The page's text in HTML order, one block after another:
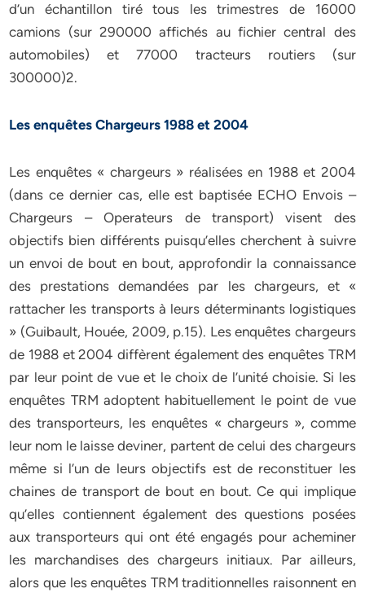
d’un échantillon tiré tous les trimestres de 16000
camions (sur 290000 affichés au fichier central des
automobiles) et 77000 tracteurs routiers (sur
300000)2.
Les enquêtes Chargeurs 1988 et 2004
Les enquêtes « chargeurs » réalisées en 1988 et 2004
(dans ce dernier cas, elle est baptisée ECHO Envois –
Chargeurs – Operateurs de transport) visent des
objectifs bien différents puisqu’elles cherchent à suivre
un envoi de bout en bout, approfondir la connaissance
des prestations demandées par les chargeurs, et «
rattacher les transports à leurs déterminants logistiques
» (Guibault, Houée, 2009, p.15). Les enquêtes chargeurs
de 1988 et 2004 diffèrent également des enquêtes TRM
par leur point de vue et le choix de l’unité choisie. Si les
enquêtes TRM adoptent habituellement le point de vue
des transporteurs, les enquêtes « chargeurs », comme
leur nom le laisse deviner, partent de celui des chargeurs
même si l’un de leurs objectifs est de reconstituer les
chaines de transport de bout en bout. Ce qui implique
qu’elles contiennent également des questions posées
aux transporteurs qui ont été engagés pour acheminer
les marchandises des chargeurs initiaux. Par ailleurs,
alors que les enquêtes TRM traditionnelles raisonnent en